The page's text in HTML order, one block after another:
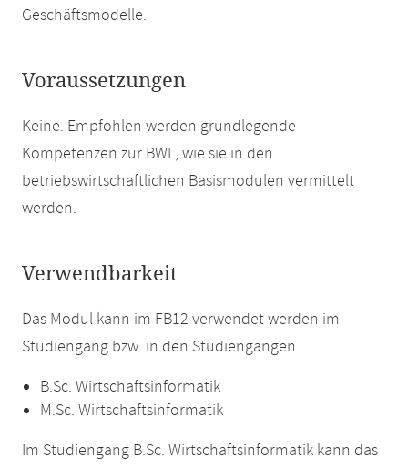
Geschäftsmodelle.
Voraussetzungen
Keine. Empfohlen werden grundlegende
Kompetenzen zur BWL, wie sie in den
betriebswirtschaftlichen Basismodulen vermittelt
werden.
Verwendbarkeit
Das Modul kann im FB12 verwendet werden im
Studiengang bzw. in den Studiengängen
B.Sc. Wirtschaftsinformatik
M.Sc. Wirtschaftsinformatik
Im Studiengang B.Sc. Wirtschaftsinformatik kann das